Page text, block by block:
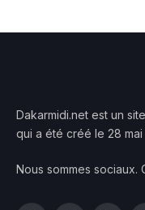
Dakarmidi.net est un
qui a été créé le 28 mai
Nous sommes